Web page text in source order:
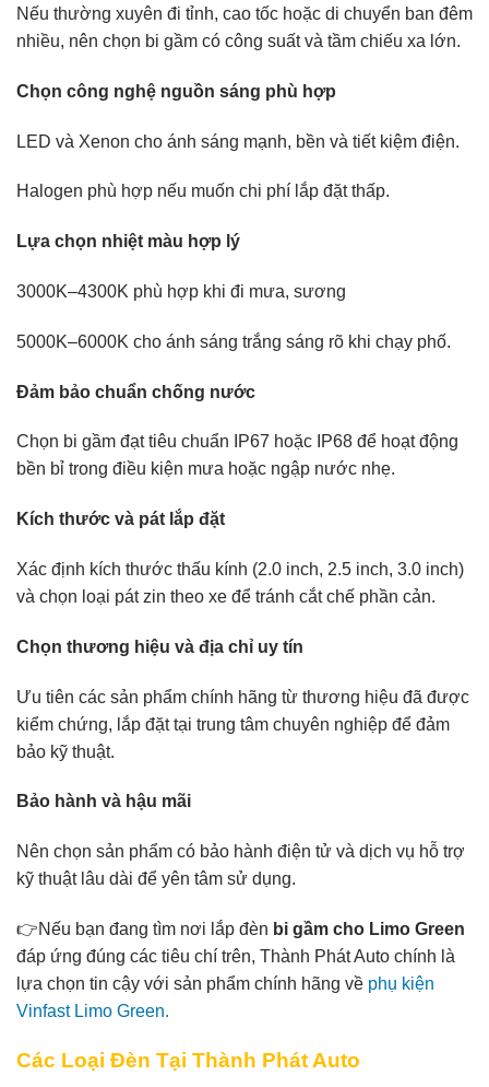
Nếu thường xuyên đi tỉnh, cao tốc hoặc di chuyển ban đêm
nhiều, nên chọn bi gầm có công suất và tầm chiếu xa lớn.
Chọn công nghệ nguồn sáng phù hợp
LED và Xenon cho ánh sáng mạnh, bền và tiết kiệm điện.
Halogen phù hợp nếu muốn chi phí lắp đặt thấp.
Lựa chọn nhiệt màu hợp lý
3000K–4300K phù hợp khi đi mưa, sương
5000K–6000K cho ánh sáng trắng sáng rõ khi chạy phố.
Đảm bảo chuẩn chống nước
Chọn bi gầm đạt tiêu chuẩn IP67 hoặc IP68 để hoạt động
bền bỉ trong điều kiện mưa hoặc ngập nước nhẹ.
Kích thước và pát lắp đặt
Xác định kích thước thấu kính (2.0 inch, 2.5 inch, 3.0 inch)
và chọn loại pát zin theo xe để tránh cắt chế phần cản.
Chọn thương hiệu và địa chỉ uy tín
Ưu tiên các sản phẩm chính hãng từ thương hiệu đã được
kiểm chứng, lắp đặt tại trung tâm chuyên nghiệp để đảm
bảo kỹ thuật.
Bảo hành và hậu mãi
Nên chọn sản phẩm có bảo hành điện tử và dịch vụ hỗ trợ
kỹ thuật lâu dài để yên tâm sử dụng.
👉Nếu bạn đang tìm nơi lắp đèn bi gầm cho Limo Green
đáp ứng đúng các tiêu chí trên, Thành Phát Auto chính là
lựa chọn tin cậy với sản phẩm chính hãng về phụ kiện
Vinfast Limo Green.
Các Loại Đèn Tại Thành Phát Auto